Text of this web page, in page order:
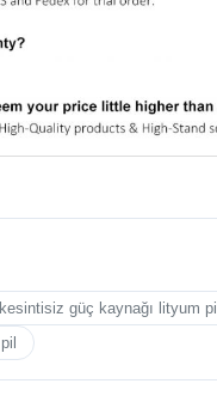
kesintisiz güç kaynağı lityum pil